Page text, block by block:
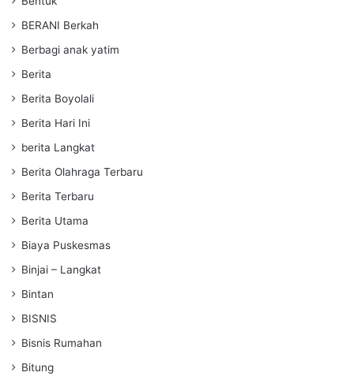
BERANI Berkah
Berbagi anak yatim
Berita
Berita Boyolali
Berita Hari Ini
berita Langkat
Berita Olahraga Terbaru
Berita Terbaru
Berita Utama
Biaya Puskesmas
Binjai – Langkat
Bintan
BISNIS
Bisnis Rumahan
Bitung